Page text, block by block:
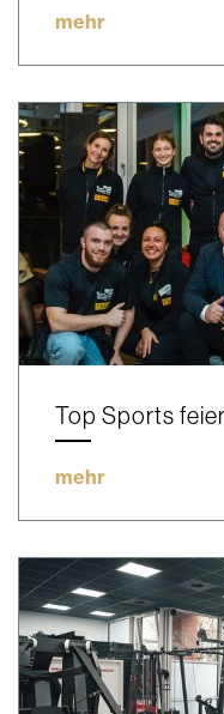
mehr
Top Sports
mehr